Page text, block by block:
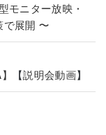
モニター放映・
で展開 〜
【説明会動画】